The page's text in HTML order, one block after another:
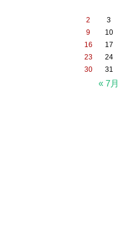
« 7月
2
3
9
10
16
17
23
24
30
31